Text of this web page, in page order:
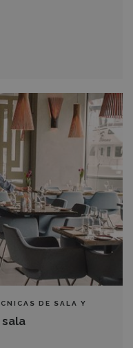
DE SALA Y